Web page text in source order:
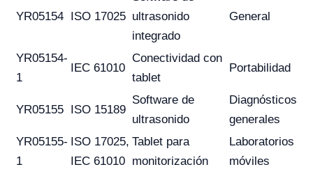
YR05154 ISO 17025 ultrasonido
integrado
General
YR05154-
1
IEC 61010
Conectividad con
tablet
Portabilidad
YR05155 ISO 15189
Software de
ultrasonido
Diagnósticos
generales
YR05155-
1
ISO 17025,
IEC 61010
Tablet para
monitorización
Laboratorios
móviles